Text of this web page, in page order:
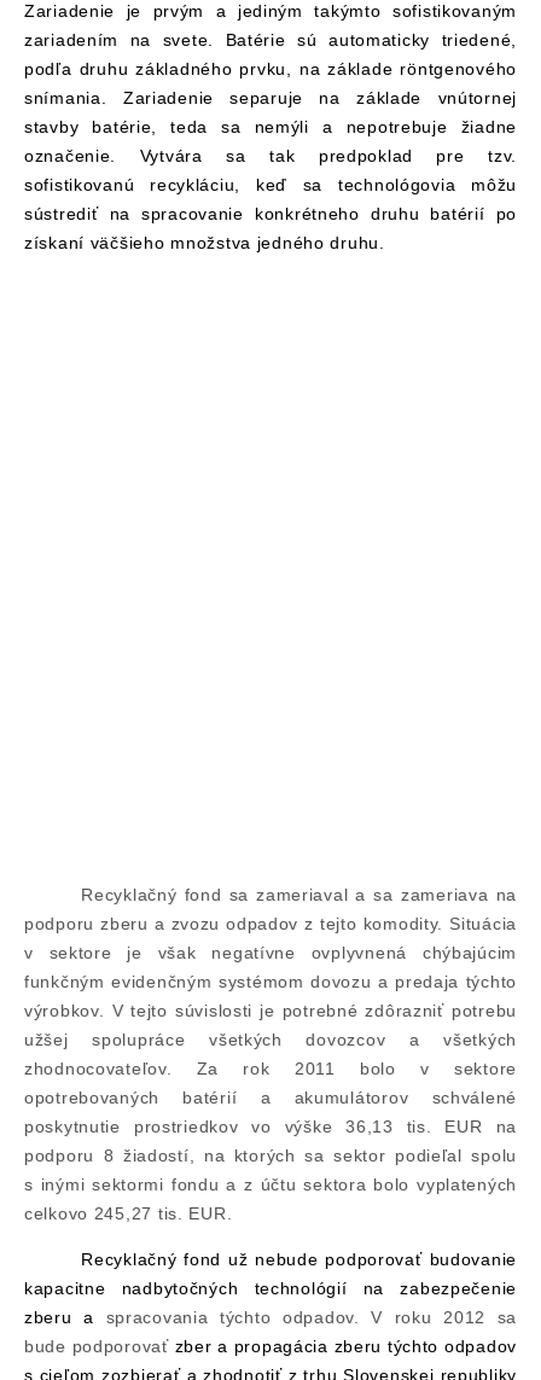
Zariadenie je prvým a jediným takýmto sofistikovaným
zariadením na svete. Batérie sú automaticky triedené,
podľa druhu základného prvku, na základe röntgenového
snímania. Zariadenie separuje na základe vnútornej
stavby batérie, teda sa nemýli a nepotrebuje žiadne
označenie. Vytvára sa tak predpoklad pre tzv.
sofistikovanú recykláciu, keď sa technológovia môžu
sústrediť na spracovanie konkrétneho druhu batérií po
získaní väčšieho množstva jedného druhu.
Recyklačný fond sa zameriaval a sa zameriava na
podporu zberu a zvozu odpadov z tejto komodity. Situácia
v sektore je však negatívne ovplyvnená chýbajúcim
funkčným evidenčným systémom dovozu a predaja týchto
výrobkov. V tejto súvislosti je potrebné zdôrazniť potrebu
užšej spolupráce všetkých dovozcov a všetkých
zhodnocovateľov. Za rok 2011 bolo v sektore
opotrebovaných batérií a akumulátorov
schválené
poskytnutie prostriedkov vo výške 36,13 tis. EUR na
podporu 8 žiadostí, na ktorých sa sektor podieľal spolu
s inými sektormi fondu a z účtu sektora bolo vyplatených
celkovo 245,27 tis. EUR.
Recyklačný fond už nebude podporovať budovanie
kapacitne nadbytočných technológií na zabezpečenie
zberu a spracovania týchto odpadov. V roku 2012 sa
bude podporovaťzber a propagácia zberu týchto odpadov
s cieľom zozbierať a zhodnotiť z trhu Slovenskej republiky